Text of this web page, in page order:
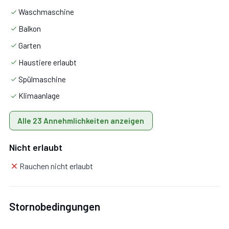
Badezimmer 1:
Waschmaschine, WiFi Internet.
Zusätzliche Bereiche
Waschmaschine
Balkon
Garten
Haustiere erlaubt
Spülmaschine
Klimaanlage
Alle 23 Annehmlichkeiten anzeigen
Nicht erlaubt
Rauchen nicht erlaubt
Stornobedingungen